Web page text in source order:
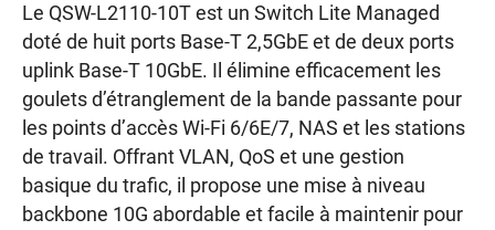
Le QSW-L2110-10T est un Switch Lite Managed
doté de huit ports Base-T 2,5GbE et de deux ports
uplink Base-T 10GbE. Il élimine efficacement les
goulets d’étranglement de la bande passante pour
les points d’accès Wi-Fi 6/6E/7, NAS et les stations
de travail. Offrant VLAN, QoS et une gestion
basique du trafic, il propose une mise à niveau
backbone 10G abordable et facile à maintenir pour